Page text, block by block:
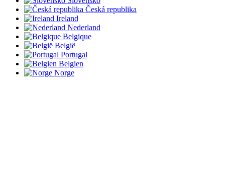
Česká republika
Ireland
Nederland
Belgique
België
Portugal
Belgien
Norge